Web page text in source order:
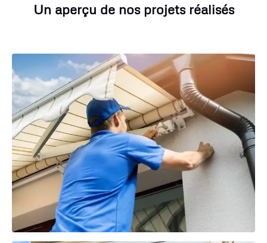
Un aperçu de nos projets réalisés